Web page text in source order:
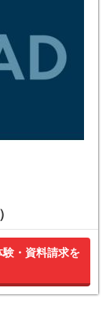
験・資料請求を